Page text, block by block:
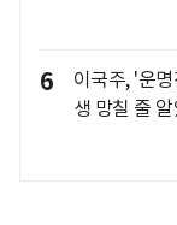
6
이국주, '운
생 망칠 줄